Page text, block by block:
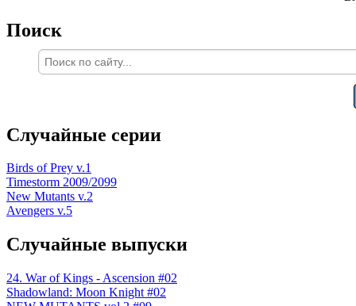
Поиск
Случайные серии
Birds of Prey v.1
Timestorm 2009/2099
New Mutants v.2
Avengers v.5
Случайные выпуски
24. War of Kings - Ascension #02
Shadowland: Moon Knight #02